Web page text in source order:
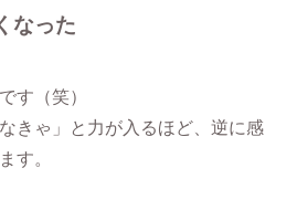
なった
す（笑）
きゃ」と力が入るほど、逆に感
す。